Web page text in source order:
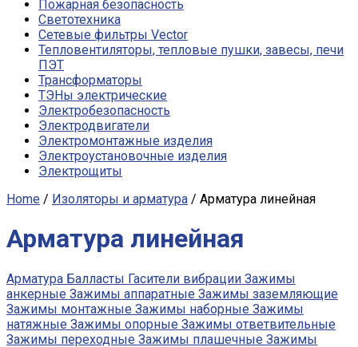
Пожарная безопасность
Светотехника
Сетевые фильтры Vector
Тепловентиляторы, тепловые пушки, завесы, печи
ПЭТ
Трансформаторы
ТЭНы электрические
Электробезопасность
Электродвигатели
Электромонтажные изделия
Электроустановочные изделия
Электрощиты
Home / Изоляторы и арматура / Арматура линейная
Арматура линейная
Арматура Балласты Гасители вибрации Зажимы
анкерные Зажимы аппаратные Зажимы заземляющие
Зажимы монтажные Зажимы наборные Зажимы
натяжные Зажимы опорные Зажимы ответвительные
Зажимы переходные Зажимы плашечные Зажимы